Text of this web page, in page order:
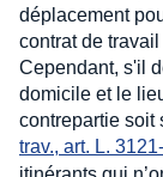
déplacement
contrat de
Cependant, s'il
domicile et le
contrepartie soit
trav., art. L.